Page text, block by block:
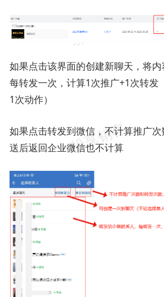
如果点击该界面的创建新聊天，将内
每转发一次，计算1次推广+1次转发
1次动作）
如果点击转发到微信，不计算推广
送后返回企业微信也不计算